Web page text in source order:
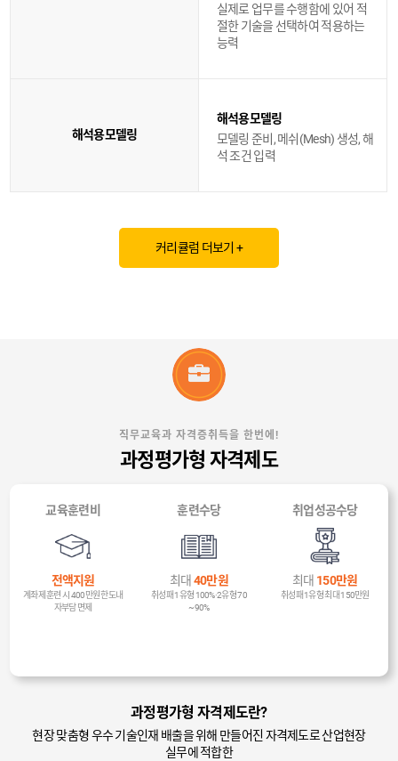
실제로 업무를 수행함에 있어 적
절한 기술을 선택하여 적용하는
능력
해석용모델링
해석용모델링
모델링 준비, 메쉬(Mesh) 생성, 해
석 조건 입력
커리큘럼 더보기 +
직무교육과 자격증취득을 한번에!
과정평가형 자격제도
교육훈련비
전액지원
계좌제 훈련 시 400만원 한도내
자부담 면제
훈련수당
최대 40만원
취성패 1유형 100%·2유형 70
~90%
취업성공수당
최대 150만원
취성패 1유형 최대 150만원
과정평가형 자격제도란?
현장 맞춤형 우수 기술인재 배출을 위해 만들어진 자격제도로 산업현장
실무에 적합한